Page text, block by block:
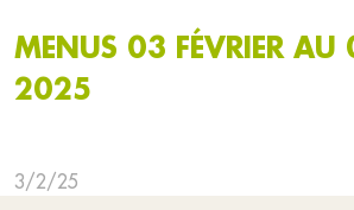
MENUS 03 FÉVRIER AU
2025
3/2/25